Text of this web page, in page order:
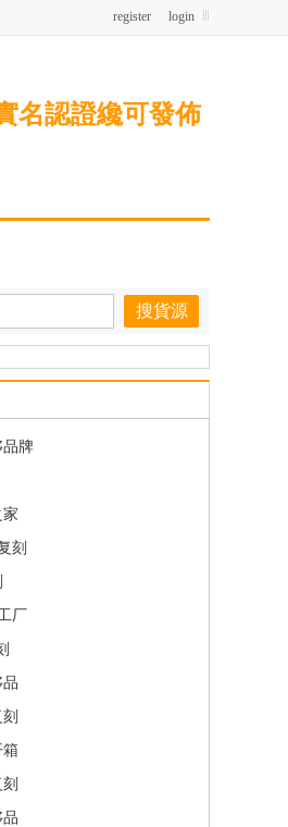
login
register
名認證纔可發佈
品牌
刻
厂
箱